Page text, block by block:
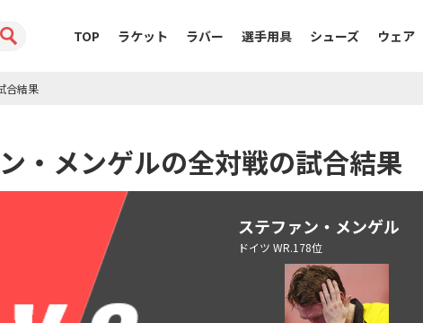
TOP ラケット ラバー 選手用具 シューズ ウェア
合結果
・メンゲルの全対戦の試合結果
ステファン・メンゲル
ドイツ WR.178位